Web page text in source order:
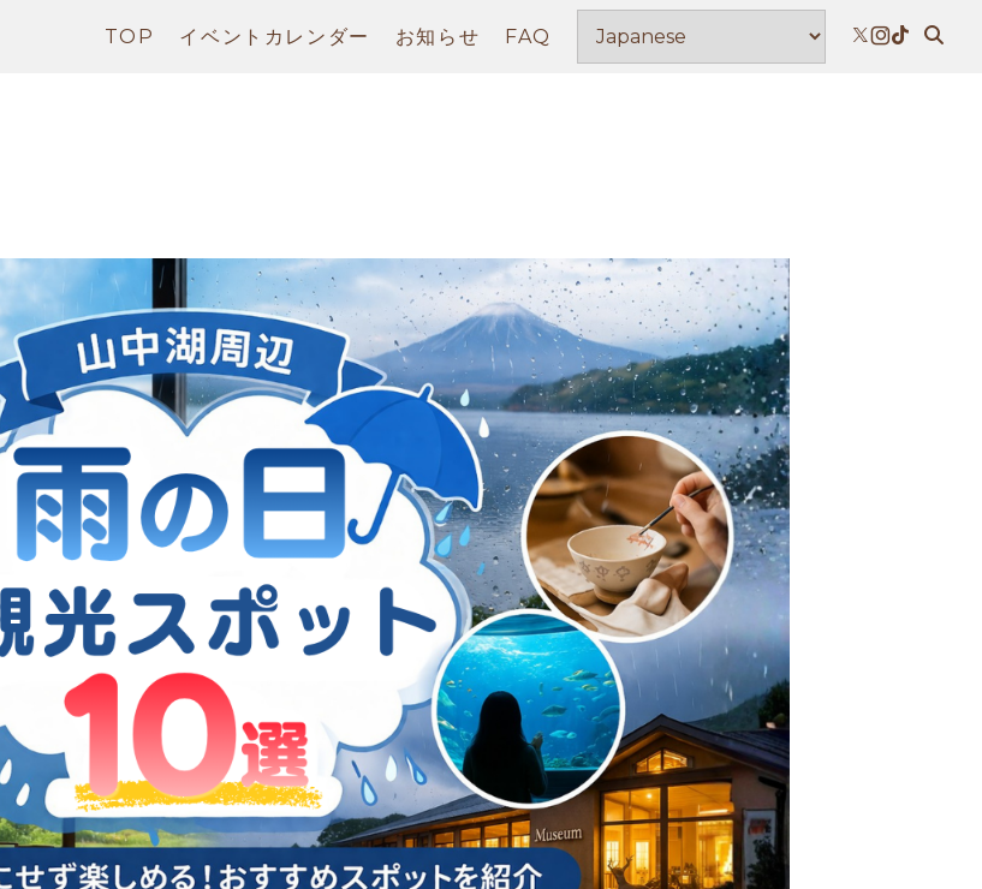
TOP イベントカレンダー お知らせ FAQ